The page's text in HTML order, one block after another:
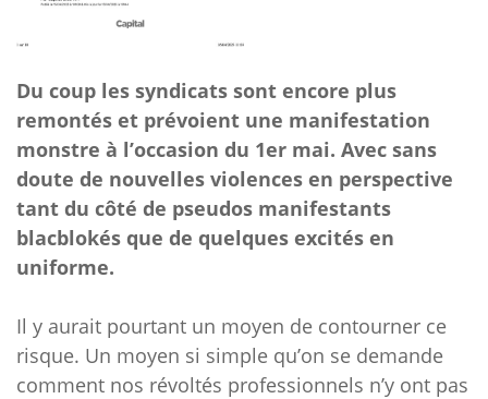
Du coup les syndicats sont encore plus
remontés et prévoient une manifestation
monstre à l’occasion du 1er mai. Avec sans
doute de nouvelles violences en perspective
tant du côté de pseudos manifestants
blacblokés que de quelques excités en
uniforme.
Il y aurait pourtant un moyen de contourner ce
risque. Un moyen si simple qu’on se demande
comment nos révoltés professionnels n’y ont pas